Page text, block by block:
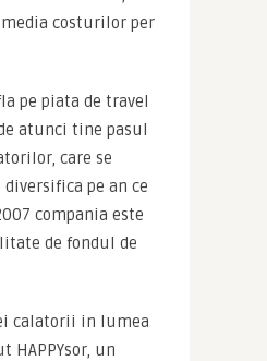
costurilor per
pe piata de travel
atunci tine pasul
care se
pe an ce
compania este
de fondul de
calatorii in lumea
HAPPYsor, un